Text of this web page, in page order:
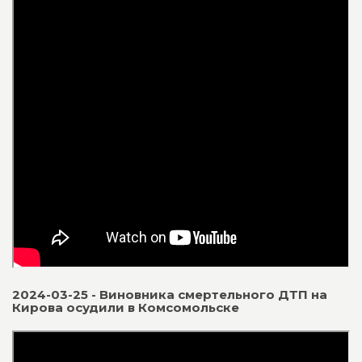
2024-03-25 - Виновника смертельного ДТП на
Кирова осудили в Комсомольске